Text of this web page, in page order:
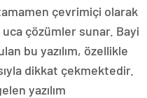
çevrimiçi olarak
uca çözümler sunar. Bayi
bu yazılım, özellikle
dikkat çekmektedir.
yazılım